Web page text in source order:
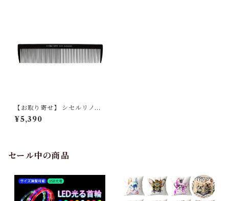
【お取り寄せ】 シセルリノフ
ィットツール カットコーム ゼ
ロ ソフト
¥5,390
セール中の商品